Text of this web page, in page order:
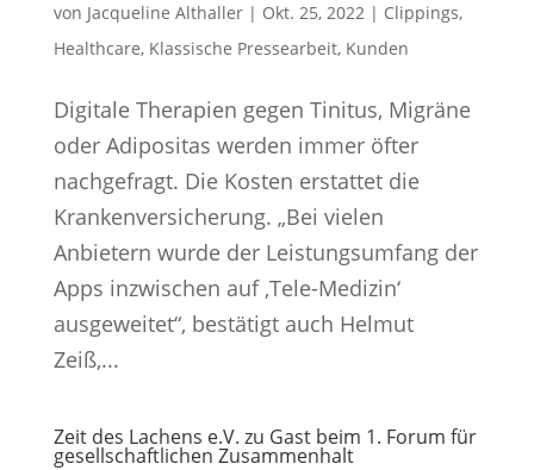
von Jacqueline Althaller| Okt. 25, 2022| Clippings,
Healthcare, Klassische Pressearbeit, Kunden
Digitale Therapien gegen Tinitus, Migräne
oder Adipositas werden immer öfter
nachgefragt. Die Kosten erstattet die
Krankenversicherung. „Bei vielen
Anbietern wurde der Leistungsumfang der
Apps inzwischen auf ‚Tele-Medizin‘
ausgeweitet“, bestätigt auch Helmut
Zeiß,...
Zeit des Lachens e.V. zu Gast beim 1. Forum für
gesellschaftlichen Zusammenhalt